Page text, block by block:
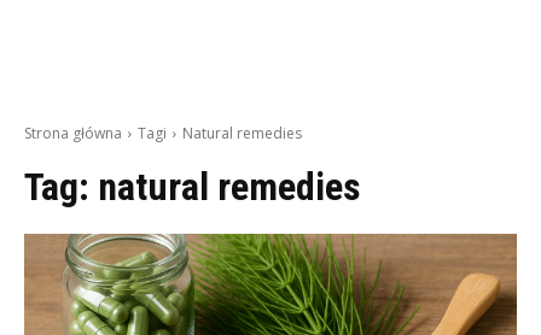
Strona główna Tagi Natural remedies
Tag: natural remedies